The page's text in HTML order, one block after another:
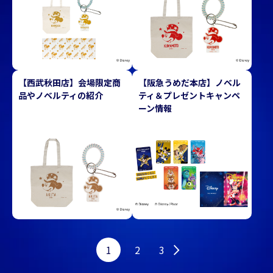
【西武秋田店】会場限定商
品やノベルティの紹介
【阪急うめだ本店】ノベル
ティ＆プレゼントキャンペ
ーン情報
1 2 3